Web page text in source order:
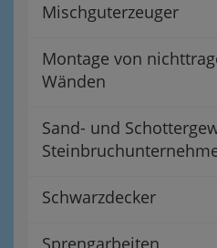
Mischguterzeuger
Montage von
Wänden
Sand- und
Schwarzdecker
Sprengarbeiten